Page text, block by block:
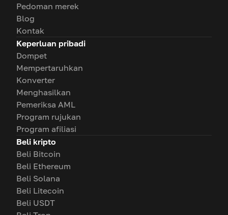
Pedoman merek
Blog
Kontak
Keperluan pribadi
Dompet
Mempertaruhkan
Konverter
Menghasilkan
Pemeriksa AML
Program rujukan
Program afiliasi
Beli kripto
Beli Bitcoin
Beli Ethereum
Beli Solana
Beli Litecoin
Beli USDT